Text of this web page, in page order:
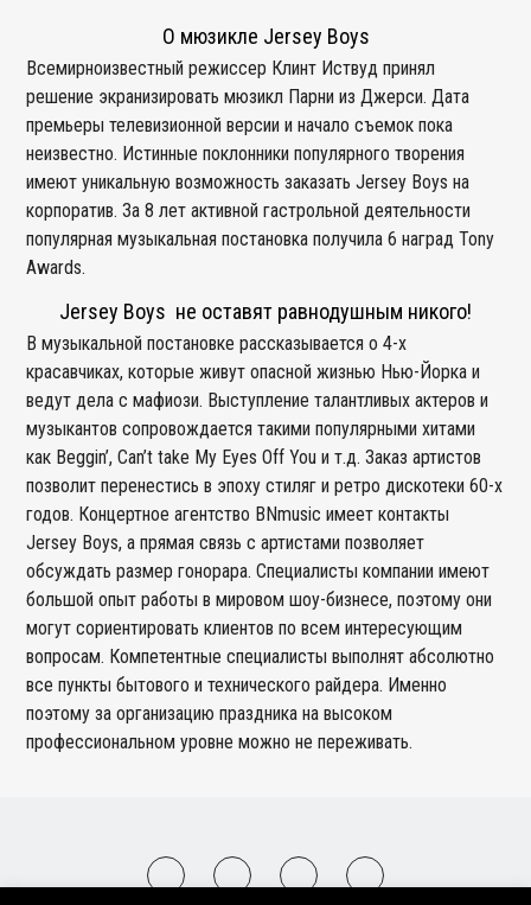
О мюзикле Jersey Boys
Всемирноизвестный режиссер Клинт Иствуд принял
решение экранизировать мюзикл Парни из Джерси. Дата
премьеры телевизионной версии и начало съемок пока
неизвестно. Истинные поклонники популярного творения
имеют уникальную возможность заказать Jersey Boys на
корпоратив. За 8 лет активной гастрольной деятельности
популярная музыкальная постановка получила 6 наград Tony
Awards.
Jersey Boys не оставят равнодушным никого!
В музыкальной постановке рассказывается о 4-х
красавчиках, которые живут опасной жизнью Нью-Йорка и
ведут дела с мафиози. Выступление талантливых актеров и
музыкантов сопровождается такими популярными хитами
как Beggin’, Can’t take My Eyes Off You и т.д. Заказ артистов
позволит перенестись в эпоху стиляг и ретро дискотеки 60-х
годов. Концертное агентство BNmusic имеет контакты
Jersey Boys, а прямая связь с артистами позволяет
обсуждать размер гонорара. Специалисты компании имеют
большой опыт работы в мировом шоу-бизнесе, поэтому они
могут сориентировать клиентов по всем интересующим
вопросам. Компетентные специалисты выполнят абсолютно
все пункты бытового и технического райдера. Именно
поэтому за организацию праздника на высоком
профессиональном уровне можно не переживать.